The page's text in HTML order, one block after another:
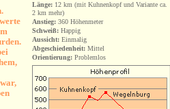
Länge: 12 km (mit Kuhnenkopf und Variante ca.
2 km mehr)
Anstieg: 360 Höhenmeter
Schweiß: Happig
Aussicht: Einmalig
Abgeschiedenheit: Mittel
Orientierung: Problemlos